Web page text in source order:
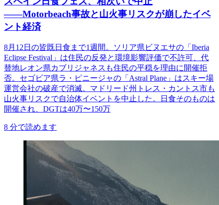
――Motorbeach事故と山火事リスクが崩したイベ
ント経済
8月12日の皆既日食まで1週間。ソリア県ビヌエサの「Iberia
Eclipse Festival」は住民の反発と環境影響評価で不許可、代
替地レオン県カブリジャネスも住民の平穏を理由に開催拒
否。セゴビア県ラ・ピニージャの「Astral Plane」はスキー場
運営会社の破産で消滅。マドリード州トレス・カントス市も
山火事リスクで自治体イベントを中止した。日食そのものは
開催され、DGTは40万〜150万
8 分で読めます